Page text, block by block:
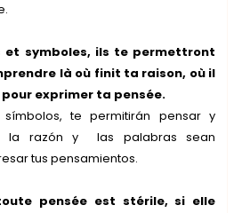
et symboles, ils te permettront
là où finit ta raison, où il
exprimer ta pensée.
te permitirán pensar y
la razón y las palabras sean
tus pensamientos.
pensée est stérile, si elle